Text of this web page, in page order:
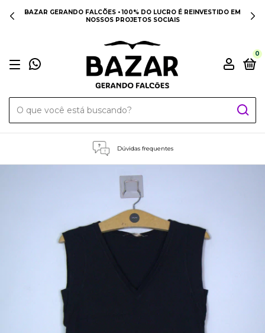
BAZAR GERANDO FALCÕES • 100% DO LUCRO É REINVESTIDO EM
NOSSOS PROJETOS SOCIAIS
0
Dúvidas frequentes